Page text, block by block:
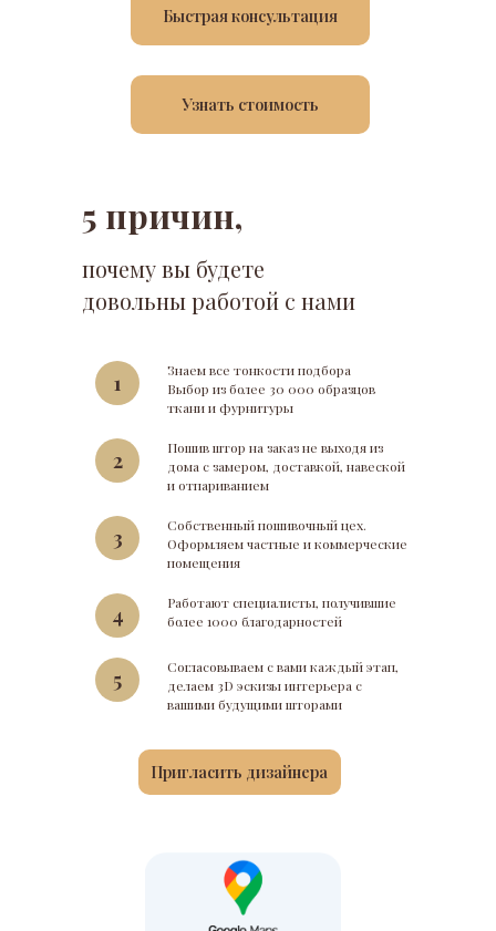
Быстрая консультация
Узнать стоимость
Знаем все тонкости подбора
Выбор из более 30 000 образцов
ткани и фурнитуры
1
Пошив штор на заказ не выходя из
дома с замером, доставкой, навеской
и отпариванием
2
Собственный пошивочный цех.
Оформляем частные и коммерческие
помещения
3
Работают специалисты, получившие
более 1000 благодарностей
4
Согласовываем с вами каждый этап,
делаем 3D эскизы интерьера с
вашими будущими шторами
5
5 причин,
почему вы будете
довольны работой с нами
Пригласить дизайнера